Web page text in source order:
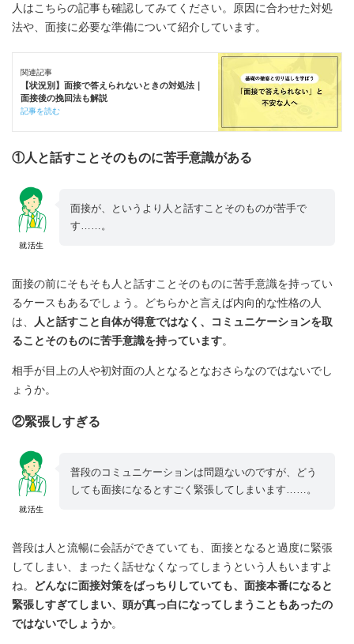
人はこちらの記事も確認してみてください。原因に合わせた対処
法や、面接に必要な準備について紹介しています。
関連記事
【状況別】面接で答えられないときの対処法｜
面接後の挽回法も解説
記事を読む
①人と話すことそのものに苦手意識がある
就活生
面接が、というより人と話すことそのものが苦手で
す……。
面接の前にそもそも人と話すことそのものに苦手意識を持ってい
るケースもあるでしょう。どちらかと言えば内向的な性格の人
は、
人と話すこと自体が得意ではなく、コミュニケーションを取
ることそのものに苦手意識を持っています。
相手が目上の人や初対面の人となるとなおさらなのではないでし
ょうか。
②緊張しすぎる
就活生
普段のコミュニケーションは問題ないのですが、どう
しても面接になるとすごく緊張してしまいます……。
普段は人と流暢に会話ができていても、面接となると過度に緊張
してしまい、まったく話せなくなってしまうという人もいますよ
ね。
どんなに面接対策をばっちりしていても、面接本番になると
緊張しすぎてしまい、頭が真っ白になってしまうこともあったの
ではないでしょうか。